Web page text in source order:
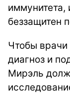
иммунитета,
беззащитен
Чтобы врачи
диагноз и
Мирэль